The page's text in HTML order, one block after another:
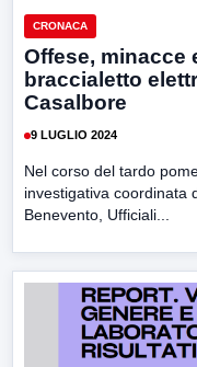
CRONACA
Offese, minacce
braccialetto
Casalbore
9 LUGLIO 2024
Nel corso del tardo
investigativa coordinata
Benevento, Ufficiali...